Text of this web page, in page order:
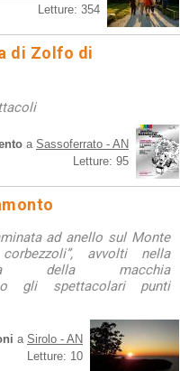
Letture: 354
di Zolfo di
a Sassoferrato - AN
Letture: 95
ad anello sul Monte
avvolti nella
della macchia
gli spettacolari punti
a Sirolo - AN
Letture: 10